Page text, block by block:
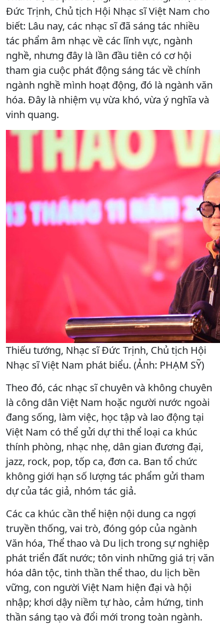
Đức Trịnh, Chủ tịch Hội Nhạc sĩ Việt Nam cho
biết: Lâu nay, các nhạc sĩ đã sáng tác nhiều
tác phẩm âm nhạc về các lĩnh vực, ngành
nghề, nhưng đây là lần đầu tiên có cơ hội
tham gia cuộc phát động sáng tác về chính
ngành nghề mình hoạt động, đó là ngành văn
hóa. Đây là nhiệm vụ vừa khó, vừa ý nghĩa và
vinh quang.
Thiếu tướng, Nhạc sĩ Đức Trịnh, Chủ tịch Hội
Nhạc sĩ Việt Nam phát biểu. (Ảnh: PHẠM SỸ)
Theo đó, các nhạc sĩ chuyên và không chuyên
là công dân Việt Nam hoặc người nước ngoài
đang sống, làm việc, học tập và lao động tại
Việt Nam có thể gửi dự thi thể loại ca khúc
thính phòng, nhạc nhẹ, dân gian đương đại,
jazz, rock, pop, tốp ca, đơn ca. Ban tổ chức
không giới hạn số lượng tác phẩm gửi tham
dự của tác giả, nhóm tác giả.
Các ca khúc cần thể hiện nội dung ca ngợi
truyền thống, vai trò, đóng góp của ngành
Văn hóa, Thể thao và Du lịch trong sự nghiệp
phát triển đất nước; tôn vinh những giá trị văn
hóa dân tộc, tinh thần thể thao, du lịch bền
vững, con người Việt Nam hiện đại và hội
nhập; khơi dậy niềm tự hào, cảm hứng, tinh
thần sáng tạo và đổi mới trong toàn ngành.